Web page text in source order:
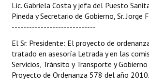
Lic. Gabriela Costa y jefa del Puesto
Pineda y Secretario de Gobierno, Sr.
-----------------------------
El Sr. Presidente: El proyecto de
tratado en asesoría Letrada y en las
Servicios, Tránsito y Transporte y Gobierno
Proyecto de Ordenanza 578 del año